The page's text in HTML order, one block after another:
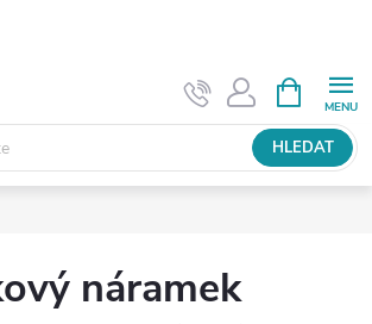
HLEDAT
NÁKUPNÍ
KOŠÍK
náramek